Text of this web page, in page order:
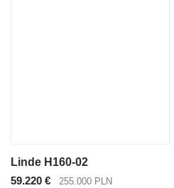
Linde H160-02
59.220 €
255.000 PLN